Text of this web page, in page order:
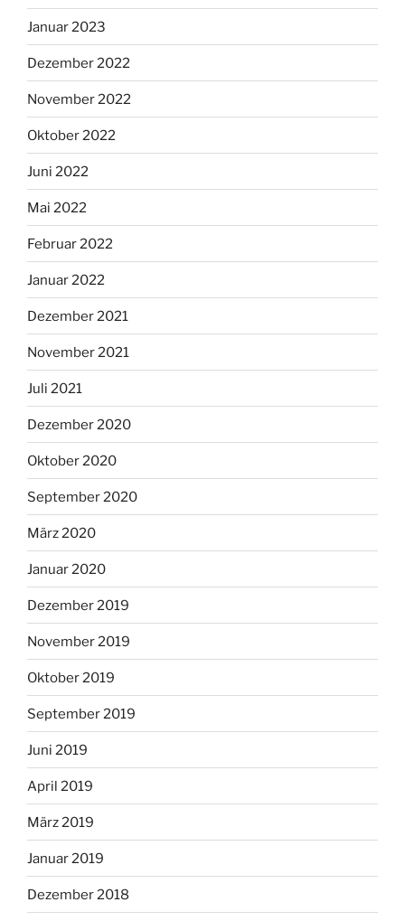
Januar 2023
Dezember 2022
November 2022
Oktober 2022
Juni 2022
Mai 2022
Februar 2022
Januar 2022
Dezember 2021
November 2021
Juli 2021
Dezember 2020
Oktober 2020
September 2020
März 2020
Januar 2020
Dezember 2019
November 2019
Oktober 2019
September 2019
Juni 2019
April 2019
März 2019
Januar 2019
Dezember 2018